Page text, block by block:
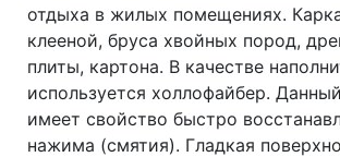
отдыха в жилых помещениях.
клееной, бруса хвойных пород,
плиты, картона. В качестве
используется холлофайбер.
имеет свойство быстро
нажима (смятия). Гладкая